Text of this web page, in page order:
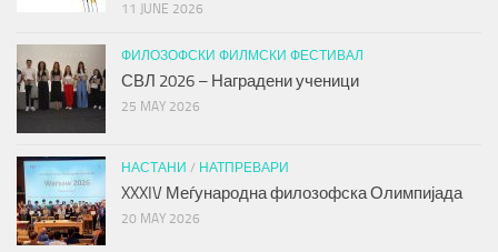
11 JUNE 2026
ФИЛОЗОФСКИ ФИЛМСКИ ФЕСТИВАЛ
СВЛ 2026 – Наградени ученици
25 MAY 2026
НАСТАНИ / НАТПРЕВАРИ
XXXIV Меѓународна филозофска Олимпијада
20 MAY 2026